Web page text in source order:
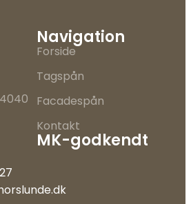
Navigation
Forside
Tagspån
Facadespån
Kontakt
MK-godkendt